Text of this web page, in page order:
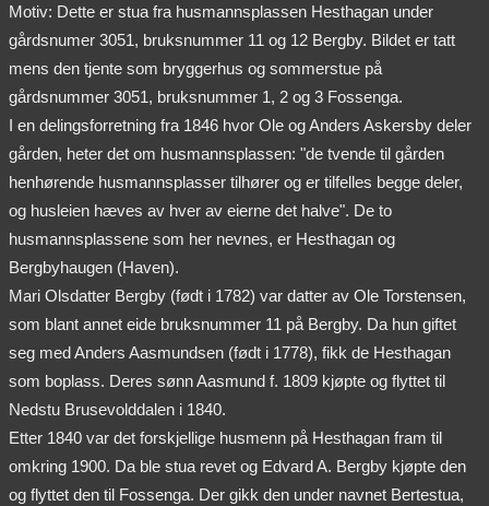
Motiv: Dette er stua fra husmannsplassen Hesthagan under
gårdsnumer 3051, bruksnummer 11 og 12 Bergby. Bildet er tatt
mens den tjente som bryggerhus og sommerstue på
gårdsnummer 3051, bruksnummer 1, 2 og 3 Fossenga.
I en delingsforretning fra 1846 hvor Ole og Anders Askersby deler
gården, heter det om husmannsplassen: "de tvende til gården
henhørende husmannsplasser tilhører og er tilfelles begge deler,
og husleien hæves av hver av eierne det halve". De to
husmannsplassene som her nevnes, er Hesthagan og
Bergbyhaugen (Haven).
Mari Olsdatter Bergby (født i 1782) var datter av Ole Torstensen,
som blant annet eide bruksnummer 11 på Bergby. Da hun giftet
seg med Anders Aasmundsen (født i 1778), fikk de Hesthagan
som boplass. Deres sønn Aasmund f. 1809 kjøpte og flyttet til
Nedstu Brusevolddalen i 1840.
Etter 1840 var det forskjellige husmenn på Hesthagan fram til
omkring 1900. Da ble stua revet og Edvard A. Bergby kjøpte den
og flyttet den til Fossenga. Der gikk den under navnet Bertestua,